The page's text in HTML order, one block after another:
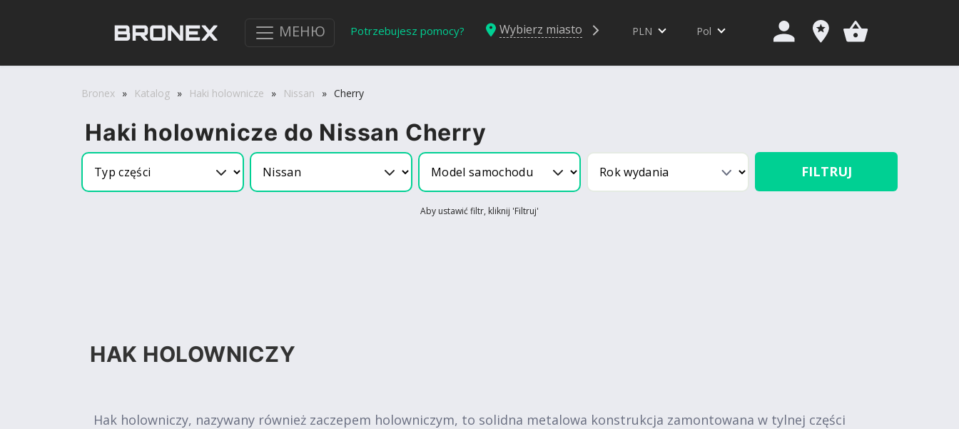
МЕНЮ Potrzebujesz pomocy? Wybierz miasto PLN Pol
Bronex » Katalog » Haki holownicze » Nissan » Cherry
Haki holownicze do Nissan Cherry
FILTRUJ
Aby ustawić filtr, kliknij 'Filtruj'
HAK HOLOWNICZY
Hak holowniczy, nazywany również zaczepem holowniczym, to solidna metalowa konstrukcja zamontowana w tylnej części